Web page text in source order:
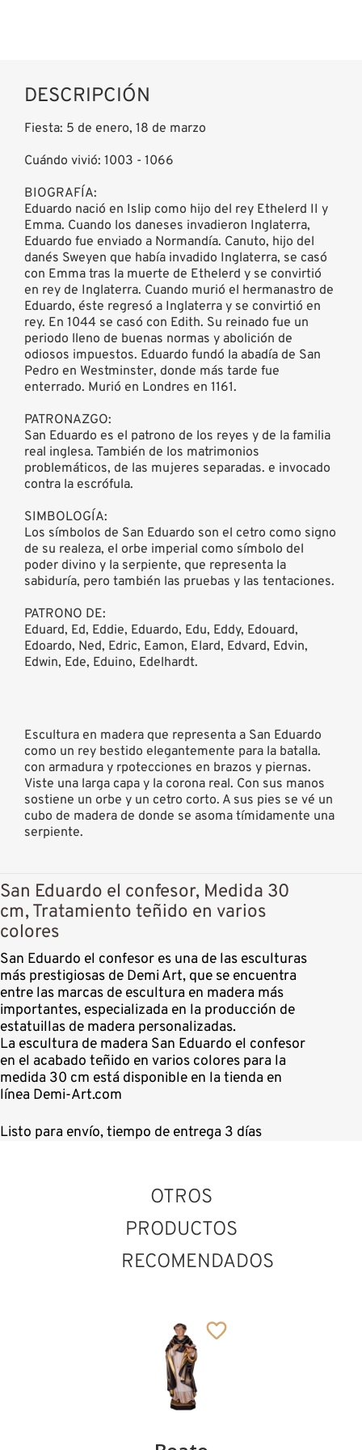
DESCRIPCIÓN
Fiesta: 5 de enero, 18 de marzo
Cuándo vivió: 1003 - 1066
BIOGRAFÍA:
Eduardo nació en Islip como hijo del rey Ethelerd II y
Emma. Cuando los daneses invadieron Inglaterra,
Eduardo fue enviado a Normandía. Canuto, hijo del
danés Sweyen que había invadido Inglaterra, se casó
con Emma tras la muerte de Ethelerd y se convirtió
en rey de Inglaterra. Cuando murió el hermanastro de
Eduardo, éste regresó a Inglaterra y se convirtió en
rey. En 1044 se casó con Edith. Su reinado fue un
periodo lleno de buenas normas y abolición de
odiosos impuestos. Eduardo fundó la abadía de San
Pedro en Westminster, donde más tarde fue
enterrado. Murió en Londres en 1161.
PATRONAZGO:
San Eduardo es el patrono de los reyes y de la familia
real inglesa. También de los matrimonios
problemáticos, de las mujeres separadas. e invocado
contra la escrófula.
SIMBOLOGÍA:
Los símbolos de San Eduardo son el cetro como signo
de su realeza, el orbe imperial como símbolo del
poder divino y la serpiente, que representa la
sabiduría, pero también las pruebas y las tentaciones.
PATRONO DE:
Eduard, Ed, Eddie, Eduardo, Edu, Eddy, Edouard,
Edoardo, Ned, Edric, Eamon, Elard, Edvard, Edvin,
Edwin, Ede, Eduino, Edelhardt.
Escultura en madera que representa a San Eduardo
como un rey bestido elegantemente para la batalla.
con armadura y rpotecciones en brazos y piernas.
Viste una larga capa y la corona real. Con sus manos
sostiene un orbe y un cetro corto. A sus pies se vé un
cubo de madera de donde se asoma tímidamente una
serpiente.
San Eduardo el confesor, Medida 30
cm, Tratamiento teñido en varios
colores
San Eduardo el confesor es una de las esculturas
más prestigiosas de Demi Art, que se encuentra
entre las marcas de escultura en madera más
importantes, especializada en la producción de
estatuillas de madera personalizadas.
La escultura de madera San Eduardo el confesor
en el acabado teñido en varios colores para la
medida 30 cm está disponible en la tienda en
línea Demi-Art.com
Listo para envío, tiempo de entrega 3 días
OTROS
PRODUCTOS
RECOMENDADOS